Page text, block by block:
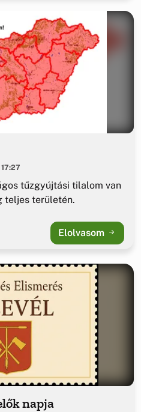
tűzgyújtási tilalom van
teljes területén.
Elolvasom
napja